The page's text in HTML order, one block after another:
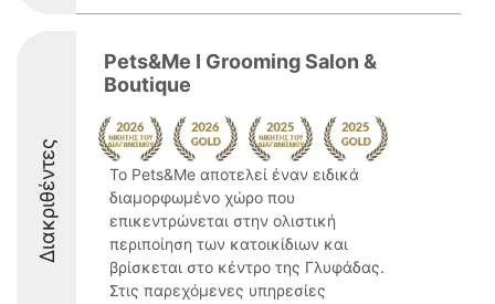
Διακριθέντες
Pets&Me Ι Grooming Salon &
Boutique
Το Pets&Me αποτελεί έναν ειδικά
διαμορφωμένο χώρο που
επικεντρώνεται στην ολιστική
περιποίηση των κατοικίδιων και
βρίσκεται στο κέντρο της Γλυφάδας.
Στις παρεχόμενες υπηρεσίες